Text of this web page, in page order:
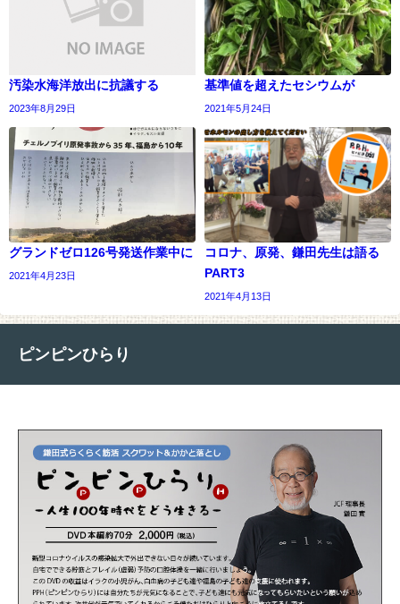
汚染水海洋放出に抗議する
2023年8月29日
基準値を超えたセシウムが
2021年5月24日
グランドゼロ126号発送作業中に
2021年4月23日
コロナ、原発、鎌田先生は語る
PART3
2021年4月13日
ピンピンひらり